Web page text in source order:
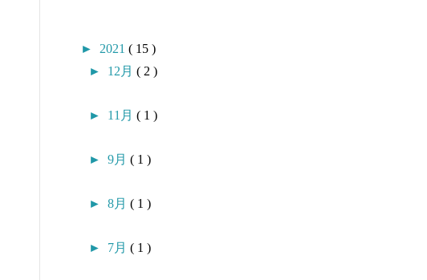
► 2021 ( 15 )
► 12月 ( 2 )
► 11月 ( 1 )
► 9月 ( 1 )
► 8月 ( 1 )
► 7月 ( 1 )